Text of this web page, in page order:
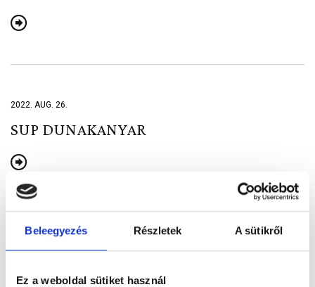
Beleegyezés Részletek A sütikről
Ez a weboldal sütiket használ
2022. AUG. 26.
SUP DUNAKANYAR